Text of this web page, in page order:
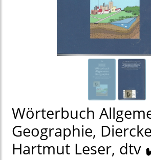
Wörterbuch
Geographie,
Hartmut Leser, dtv